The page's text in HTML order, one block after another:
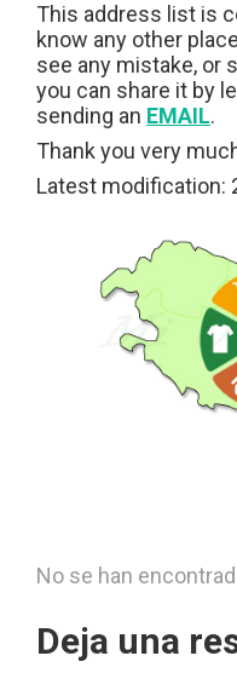
This address list is
know any other
see any mistake, or
you can share it by
sending an EMAIL.
Thank you very
Latest modification:
No se han
Deja una